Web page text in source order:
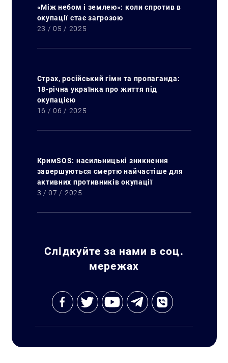
«Між небом і землею»: коли спротив в
окупації стає загрозою
23 / 05 / 2025
Страх, російський гімн та пропаганда:
18-річна українка про життя під
окупацією
16 / 06 / 2025
КримSOS: насильницькі зникнення
завершуються смертю найчастіше для
активних противників окупації
3 / 07 / 2025
Слідкуйте за нами в соц.
мережах